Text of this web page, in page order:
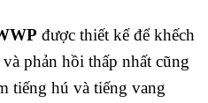
được thiết kế để khếch
phản hồi thấp nhất cũng
tiếng hú và tiếng vang